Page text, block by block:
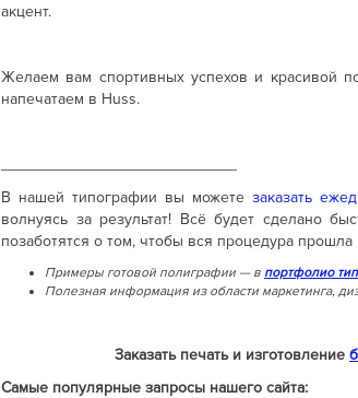
акцент.
Желаем вам спортивных успехов и красивой
напечатаем в Huss.
В нашей типографии вы можете заказать
волнуясь за результат! Всё будет сделано
позаботятся о том, чтобы вся процедура
Примеры готовой полиграфии — в портфолио
Полезная информация из области маркетинга,
Заказать печать и изготовление
Самые популярные запросы нашего сайта: